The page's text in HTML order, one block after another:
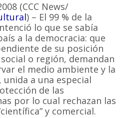
(CCC News/
) – El 99 % de la
lo que se sabía
a la democracia: que
de su posición
o región, demandan
el medio ambiente y la
a una especial
de las
por lo cual rechazan las
y comercial.